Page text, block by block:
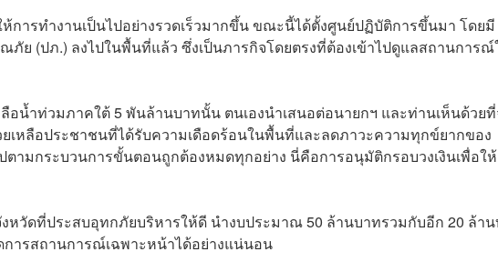
การทำงานเป็นไปอย่างรวดเร็วมากขึ้น ขณะนี้ได้ตั้งศูนย์ปฏิบัติการขึ้นมา โดยมี
ภัย (ปภ.) ลงไปในพื้นที่แล้ว ซึ่งเป็นภารกิจโดยตรงที่ต้องเข้าไปดูแลสถานการณ์
น้ำท่วมภาคใต้ 5 พันล้านบาทนั้น ตนเองนำเสนอต่อนายกฯ และท่านเห็นด้วย
เหลือประชาชนที่ได้รับความเดือดร้อนในพื้นที่และลดภาวะความทุกข์ยากของ
ตามกระบวนการขั้นตอนถูกต้องหมดทุกอย่าง นี่คือการอนุมัติกรอบวงเงินเพื่อใ
งหวัดที่ประสบอุทกภัยบริหารให้ดี นำงบประมาณ 50 ล้านบาทรวมกับอีก 20 ล้า
ารสถานการณ์เฉพาะหน้าได้อย่างแน่นอน